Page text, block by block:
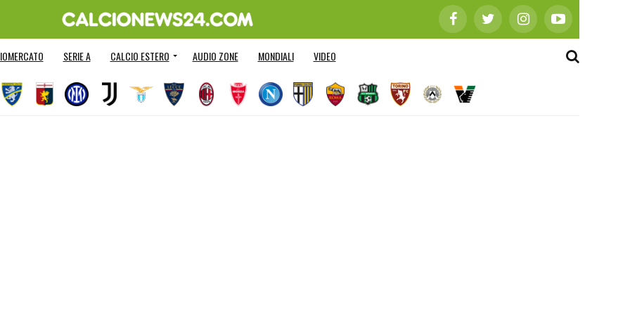
SERIE A CALCIO ESTERO AUDIO ZONE MONDIALI VIDEO